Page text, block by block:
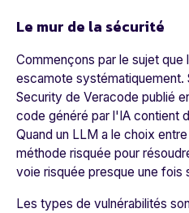
Le mur de la sécurité
Commençons par le sujet que
escamote systématiquement.
Security de Veracode publié
code généré par l'IA contient
Quand un LLM a le choix
méthode risquée pour
voie risquée presque une fois
Les types de vulnérabilités